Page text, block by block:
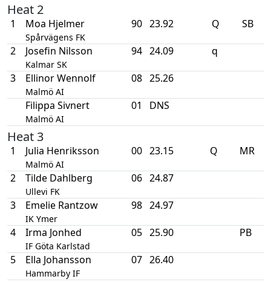
Heat 2
1 Moa Hjelmer
Spårvägens FK
90 23.92 Q SB
2 Josefin Nilsson
Kalmar SK
94 24.09 q
3 Ellinor Wennolf
Malmö AI
08 25.26
Filippa Sivnert
Malmö AI
01 DNS
Heat 3
1 Julia Henriksson
Malmö AI
00 23.15 Q MR
2 Tilde Dahlberg
Ullevi FK
06 24.87
3 Emelie Rantzow
IK Ymer
98 24.97
4 Irma Jonhed
IF Göta Karlstad
05 25.90 PB
5 Ella Johansson
Hammarby IF
07 26.40